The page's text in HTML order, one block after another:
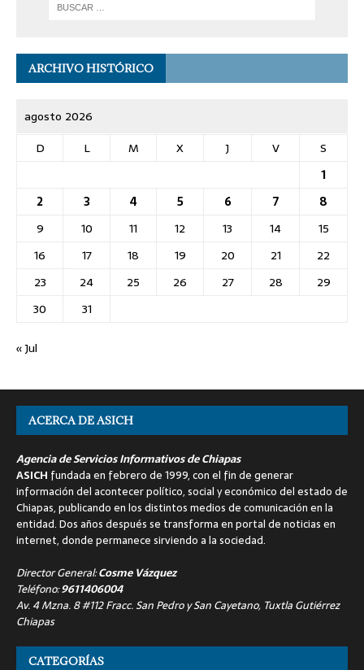
ARCHIVO HISTÓRICO
agosto 2026
D
L M X J V
S
1
2
3 4 5 6 7
8
9
10 11 12 13 14
15
16
17 18 19 20 21
22
23
24 25 26 27 28
29
30
31
« Jul
ACERCA DE ASICH
Agencia de Servicios Informativos de Chiapas
ASICH fundada en febrero de 1999, con el fin de generar
información del acontecer político, social y económico del estado de
Chiapas, publicando en los distintos medios de comunicación en la
entidad. Dos años después se transforma en portal de noticias en
internet, donde permanece sirviendo a la sociedad.
Director General:Cosme Vázquez
Teléfono:9611406004
Av. 4 Mzna. 8 #112 Fracc. San Pedro y San Cayetano, Tuxtla Gutiérrez
Chiapas
CATEGORÍAS